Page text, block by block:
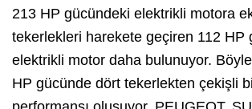
213 HP gücündeki elektrikli motora
tekerlekleri harekete geçiren 112 HP
elektrikli motor daha bulunuyor.
HP gücünde dört tekerlekten çekişli